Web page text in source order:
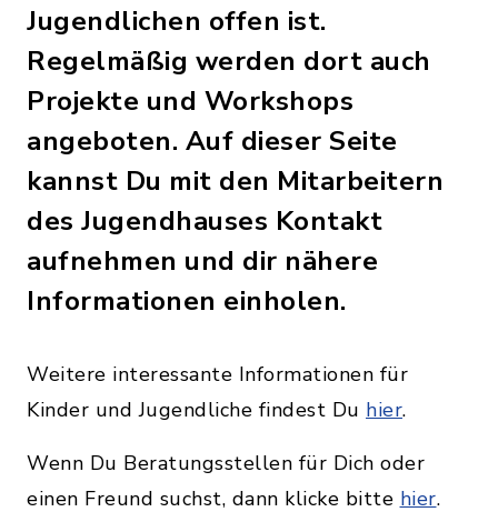
Jugendlichen offen ist.
Regelmäßig werden dort auch
Projekte und Workshops
angeboten. Auf dieser Seite
kannst Du mit den Mitarbeitern
des Jugendhauses Kontakt
aufnehmen und dir nähere
Informationen einholen.
Weitere interessante Informationen für
Kinder und Jugendliche findest Du hier.
Wenn Du Beratungsstellen für Dich oder
einen Freund suchst, dann klicke bitte hier.